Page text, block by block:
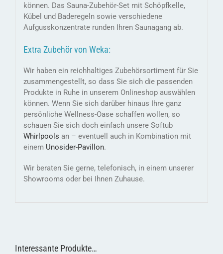
können. Das Sauna-Zubehör-Set mit Schöpfkelle,
Kübel und Baderegeln sowie verschiedene
Aufgusskonzentrate runden Ihren Saunagang ab.
Extra Zubehör von Weka:
Wir haben ein reichhaltiges Zubehörsortiment für Sie
zusammengestellt, so dass Sie sich die passenden
Produkte in Ruhe in unserem Onlineshop auswählen
können. Wenn Sie sich darüber hinaus Ihre ganz
persönliche Wellness-Oase schaffen wollen, so
schauen Sie sich doch einfach unsere Softub
Whirlpools an – eventuell auch in Kombination mit
einem Unosider-Pavillon.
Wir beraten Sie gerne, telefonisch, in einem unserer
Showrooms oder bei Ihnen Zuhause.
Interessante Produkte…